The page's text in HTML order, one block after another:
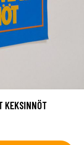
KEKSINNÖT